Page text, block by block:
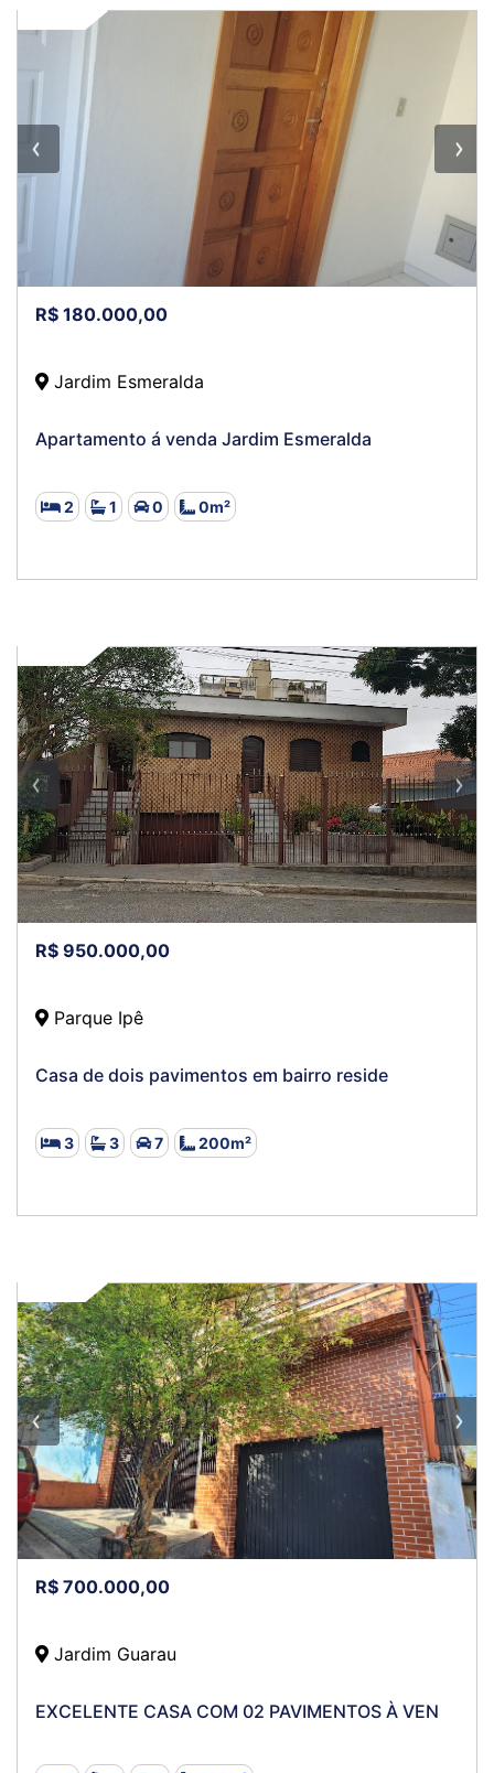
R$ 180.000,00
Jardim Esmeralda
Apartamento á venda Jardim Esmeralda
2 1 0 0m²
R$ 950.000,00
Parque Ipê
Casa de dois pavimentos em bairro reside
3 3 7 200m²
R$ 700.000,00
Jardim Guarau
EXCELENTE CASA COM 02 PAVIMENTOS À VEN